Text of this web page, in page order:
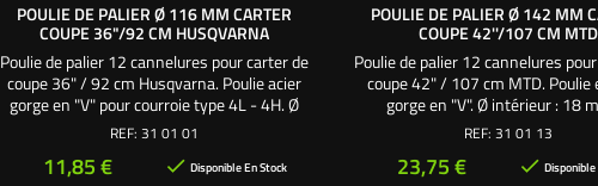
POULIE DE PALIER Ø 116 MM CARTER
COUPE 36"/92 CM HUSQVARNA
Poulie de palier 12 cannelures pour carter de
coupe 36" / 92 cm Husqvarna. Poulie acier
gorge en "V" pour courroie type 4L - 4H. Ø
intérieur : 15.8 mm. Ø extérieur : 116 mm.
remplacement Husqvarna - Bernard
REF: 31 01 01
Prix
11,85 €  Disponible En Stock
POULIE DE PALIER Ø 142 MM
COUPE 42''/107 CM MTD
Poulie de palier 12 cannelures
coupe 42" / 107 cm MTD. Poulie
gorge en "V". Ø intérieur : 18
extérieur : 142 mm. Largeur
remplacement Bolens - Gutbrod
REF: 31 01 13
Prix
23,75 € 